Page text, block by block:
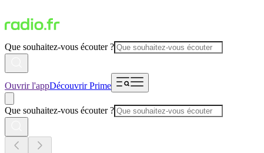
Que souhaitez-vous écouter ?
Ouvrir l'appDécouvrir Prime
Que souhaitez-vous écouter ?